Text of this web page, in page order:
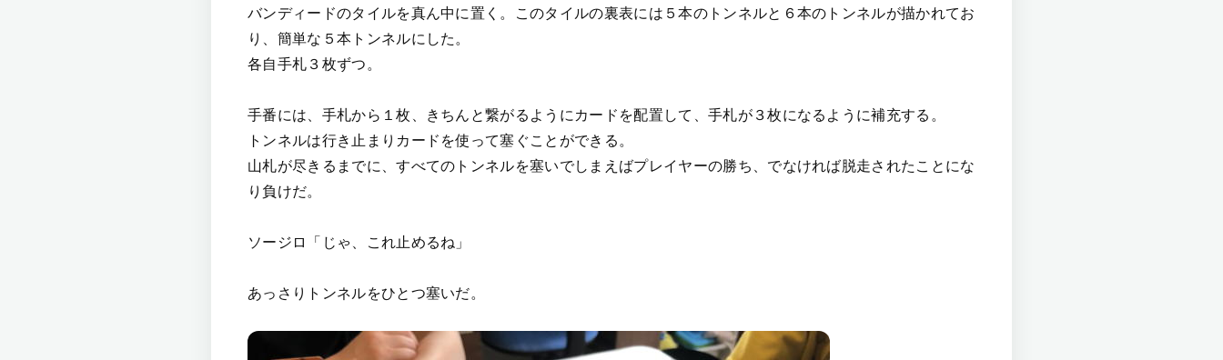
バンディードのタイルを真ん中に置く。このタイルの裏表には５本のトンネルと６本のトンネルが描かれてお
り、簡単な５本トンネルにした。
各自手札３枚ずつ。
手番には、手札から１枚、きちんと繋がるようにカードを配置して、手札が３枚になるように補充する。
トンネルは行き止まりカードを使って塞ぐことができる。
山札が尽きるまでに、すべてのトンネルを塞いでしまえばプレイヤーの勝ち、でなければ脱走されたことにな
り負けだ。
ソージロ「じゃ、これ止めるね」
あっさりトンネルをひとつ塞いだ。